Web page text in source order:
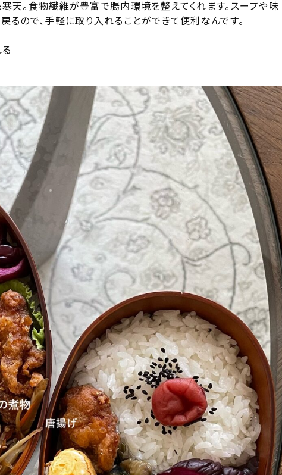
天。食物繊維が豊富で腸内環境を整えてくれます。スープや味
るので、手軽に取り入れることができて便利なんです。